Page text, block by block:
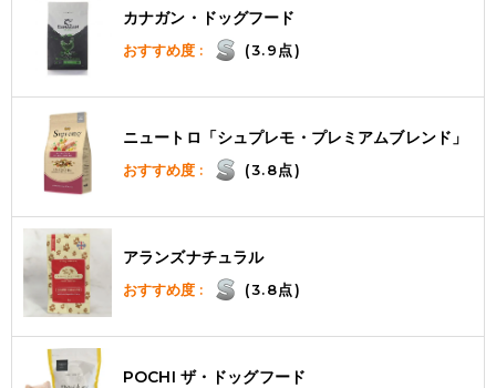
カナガン・ドッグフード
おすすめ度 : (3.9点)
ニュートロ「シュプレモ・プレミアムブレンド」
おすすめ度 : (3.8点)
アランズナチュラル
おすすめ度 : (3.8点)
POCHI ザ・ドッグフード